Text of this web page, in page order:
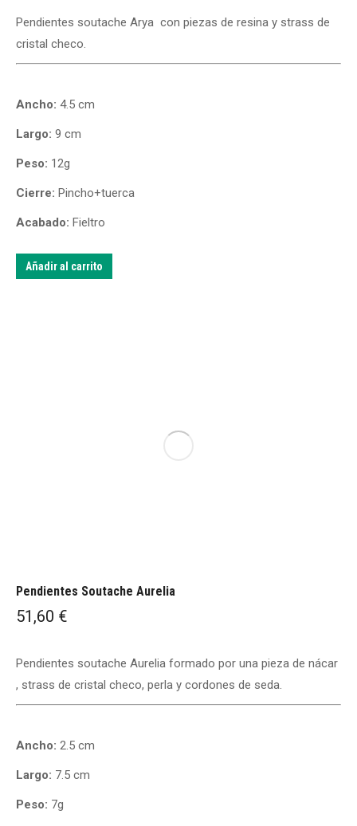
Pendientes soutache Arya con piezas de resina y strass de
cristal checo.
Ancho: 4.5 cm
Largo: 9 cm
Peso: 12g
Cierre: Pincho+tuerca
Acabado: Fieltro
Añadir al carrito
Pendientes Soutache Aurelia
51,60 €
Pendientes soutache Aurelia formado por una pieza de nácar
, strass de cristal checo, perla y cordones de seda.
Ancho: 2.5 cm
Largo: 7.5 cm
Peso: 7g